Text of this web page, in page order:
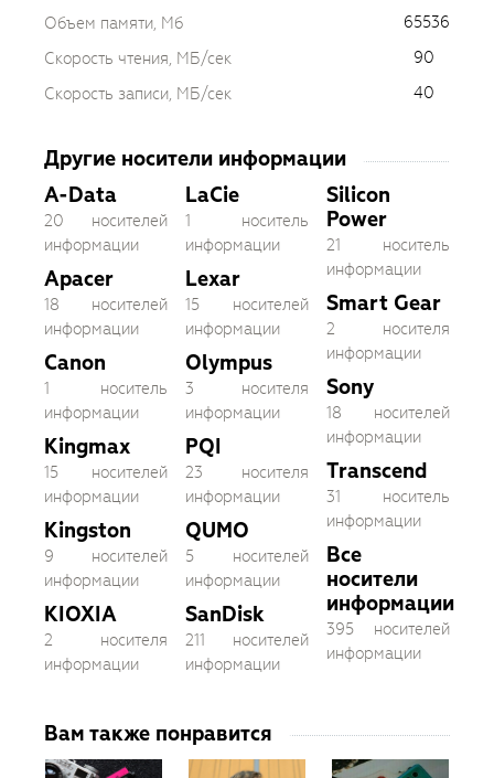
Объем памяти, Мб
65536
Скорость чтения, МБ/сек
90
Скорость записи, МБ/сек
40
Другие носители информации
A-Data
20 носителей
информации
Apacer
18 носителей
информации
Canon
1 носитель
информации
Kingmax
15 носителей
информации
Kingston
9 носителей
информации
KIOXIA
2 носителя
информации
LaCie
1 носитель
информации
Lexar
15 носителей
информации
Olympus
3 носителя
информации
PQI
23 носителя
информации
QUMO
5 носителей
информации
SanDisk
211 носителей
информации
Silicon
Power
21 носитель
информации
Smart Gear
2 носителя
информации
Sony
18 носителей
информации
Transcend
31 носитель
информации
Все
носители
информации
395 носителей
информации
Вам также понравится